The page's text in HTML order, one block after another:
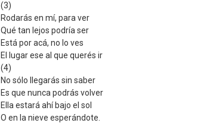
(3)
Rodarás en mí, para ver
Qué tan lejos podría ser
Está por acá, no lo ves
El lugar ese al que querés ir
(4)
No sólo llegarás sin saber
Es que nunca podrás volver
Ella estará ahí bajo el sol
O en la nieve esperándote.